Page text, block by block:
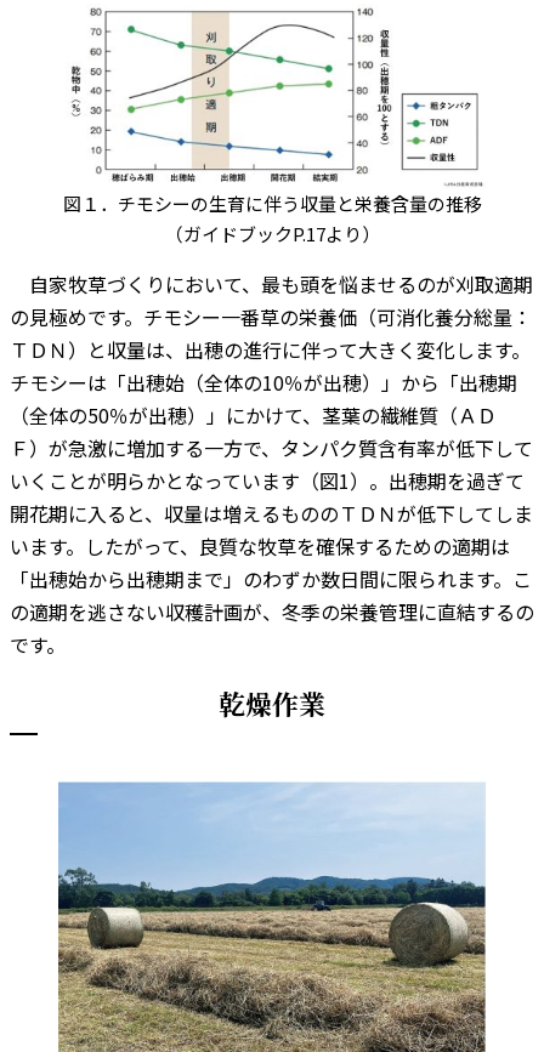
図１．チモシーの生育に伴う収量と栄養含量の推移
（ガイドブックP.17より）
自家牧草づくりにおいて、最も頭を悩ませるのが刈取適期
の見極めです。チモシー一番草の栄養価（可消化養分総量：
ＴＤＮ）と収量は、出穂の進行に伴って大きく変化します。
チモシーは「出穂始（全体の10％が出穂）」から「出穂期
（全体の50％が出穂）」にかけて、茎葉の繊維質（ＡＤ
Ｆ）が急激に増加する一方で、タンパク質含有率が低下して
いくことが明らかとなっています（図1）。出穂期を過ぎて
開花期に入ると、収量は増えるもののＴＤＮが低下してしま
います。したがって、良質な牧草を確保するための適期は
「出穂始から出穂期まで」のわずか数日間に限られます。こ
の適期を逃さない収穫計画が、冬季の栄養管理に直結するの
です。
乾燥作業